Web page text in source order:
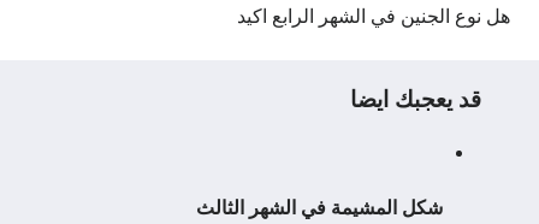
هل نوع الجنين في الشهر الرابع اكيد
قد يعجبك ايضا
شكل المشيمة في الشهر الثالث